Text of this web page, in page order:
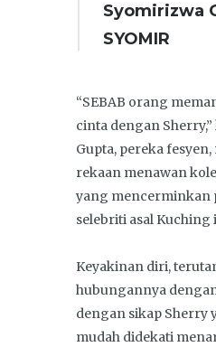
Syomirizwa
SYOMIR
“SEBAB orang
cinta dengan
Gupta, pereka
rekaan menawan
yang mencerminkan
selebriti asal Kuching
Keyakinan diri,
hubungannya
dengan sikap Sherry
mudah didekati